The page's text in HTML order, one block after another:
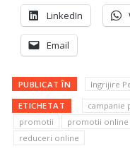
LinkedIn
Email
PUBLICAT ÎN Ingrijire
ETICHETAT campanie
promotii
promotii online
reduceri online